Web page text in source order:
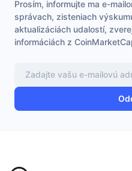
Nadchádzajúce
Sadzby
Učte sa a zarábajte
Kalendár ICO
Prosím, informujte ma e-
správach, zisteniach
aktualizáciách udalostí,
informáciách z